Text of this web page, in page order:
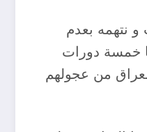
نتهمه بعدم
خمسة دورات
من عجولهم